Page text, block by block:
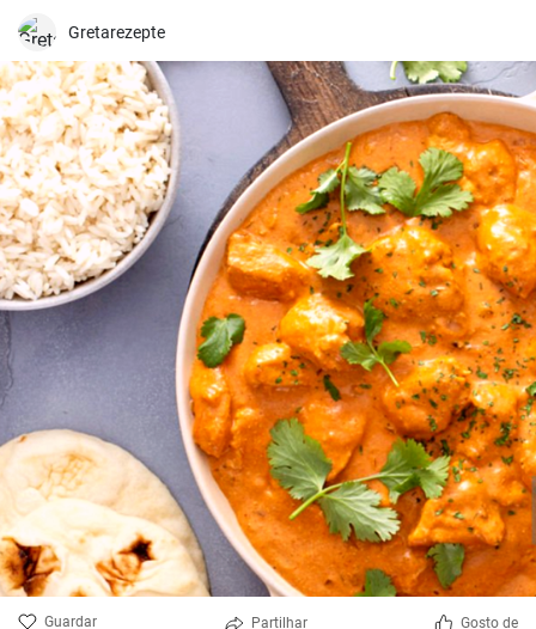
este nosso almoço rápido.
Gretarezepte
Guardar Partilhar Gosto de